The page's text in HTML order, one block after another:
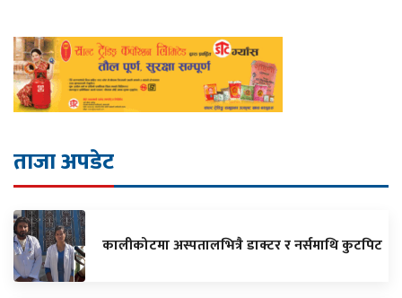
ताजा अपडेट
कालीकोटमा अस्पतालभित्रै डाक्टर र नर्समाथि कुटपिट